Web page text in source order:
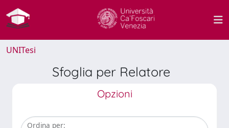
UNITesi
Sfoglia per Relatore
Opzioni
Ordina per: